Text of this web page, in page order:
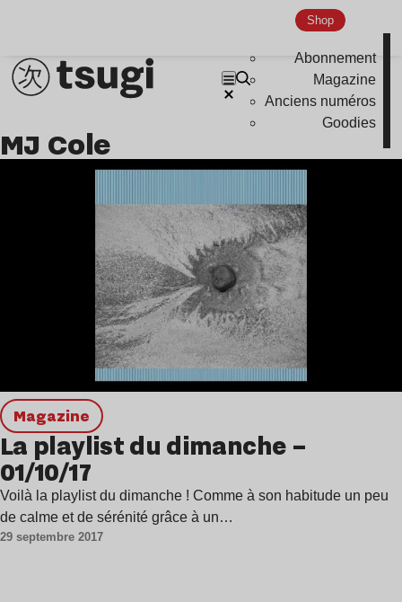
Shop
Abonnement
Magazine
Anciens numéros
Goodies
Indie
MJ Cole
magazine
La playlist du dimanche –
01/10/17
Voilà la playlist du dimanche ! Comme à son habitude un peu
de calme et de sérénité grâce à un…
29 septembre 2017